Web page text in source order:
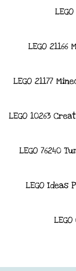
LEGO
LEGO 21177
LEGO 10263
LEGO 76240
LEGO Ideas